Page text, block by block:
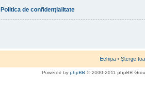
Politica de confidenţialitate
Echipa • Şterge
Powered by phpBB © 2000-2011 phpBB